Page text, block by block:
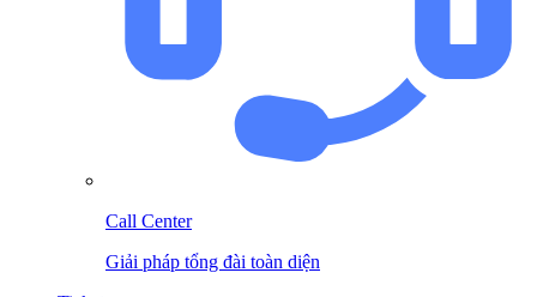
Call Center
Giải pháp tổng đài toàn diện